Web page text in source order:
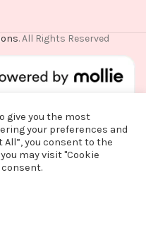
worden alle
pas op woensdag
. All Rights Reserved
give you the most
your preferences and
All”, you consent to the
may visit "Cookie
bijWebwinkelKeur
op 25 reviews.